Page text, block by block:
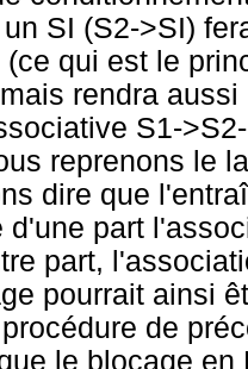
SI (S2->SI)
qui est le
rendra
S1-
reprenons le
dire que
d'une part
part,
pourrait ainsi
de
le blocage